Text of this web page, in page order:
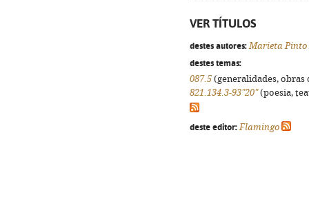
VER TÍTULOS
destes autores: Marieta Pinto
destes temas:
087.5 (generalidades,
821.134.3-93"20"(poesia,
deste editor: Flamingo